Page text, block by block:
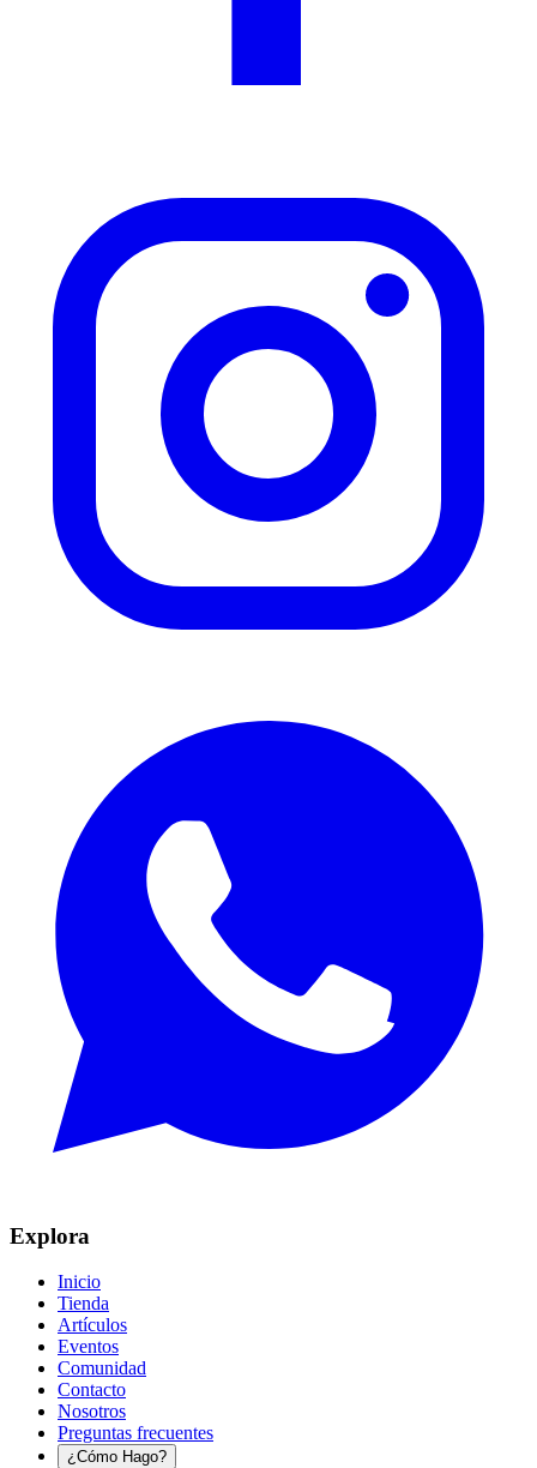
Explora
Inicio
Tienda
Artículos
Eventos
Comunidad
Contacto
Nosotros
Preguntas frecuentes
¿Cómo Hago?